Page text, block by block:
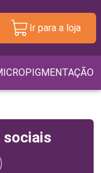
Ir para a loja
sociais